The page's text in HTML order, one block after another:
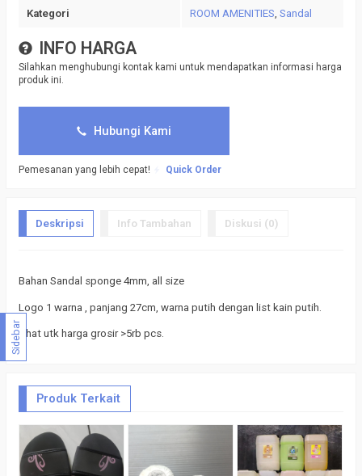
Kategori ROOM AMENITIES, Sandal
INFO HARGA
Silahkan menghubungi kontak kami untuk mendapatkan informasi harga
produk ini.
Hubungi Kami
Pemesanan yang lebih cepat! Quick Order
Deskripsi Info Tambahan Diskusi (0)
Bahan Sandal sponge 4mm, all size
Logo 1 warna , panjang 27cm, warna putih dengan list kain putih.
Chat utk harga grosir >5rb pcs.
Produk Terkait
Sidebar